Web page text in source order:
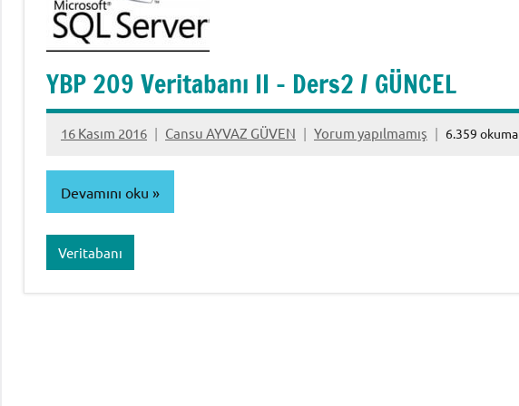
YBP 209 Veritabanı II – Ders2 / GÜNCEL
16 Kasım 2016 Cansu AYVAZ GÜVEN Yorum yapılmamış 6.359 okuma
Devamını oku
Veritabanı